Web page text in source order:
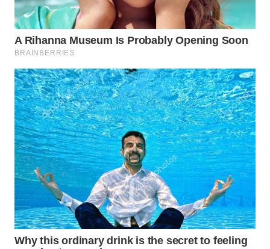
WN
BINJAI
WN
CIREBON
WN
INDRAMAYU
WN
KUNINGAN
WN